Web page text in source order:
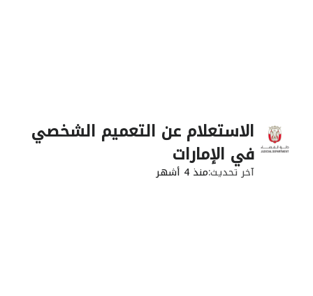
الاستعلام عن التعميم الشخصي
في الإمارات
آخر تحديثمنذ 4 أشهر